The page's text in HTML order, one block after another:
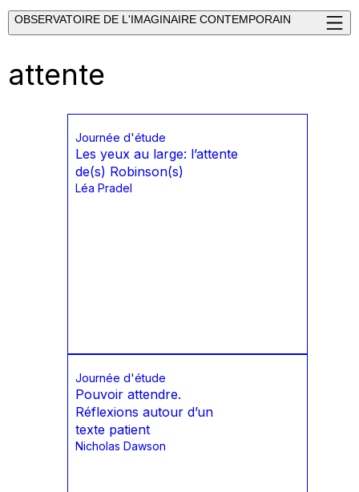
OBSERVATOIRE DE L'IMAGINAIRE CONTEMPORAIN
attente
Journée d'étude
Les yeux au large: l’attente
de(s) Robinson(s)
Léa Pradel
Journée d'étude
Pouvoir attendre.
Réflexions autour d’un
texte patient
Nicholas Dawson